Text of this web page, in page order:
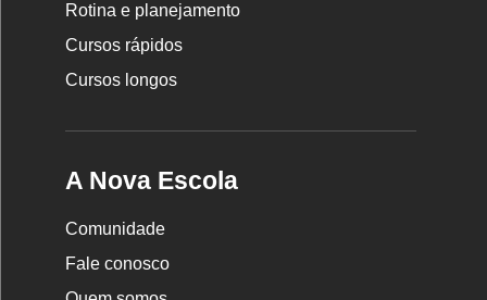
Rotina e planejamento
Cursos rápidos
Cursos longos
A Nova Escola
Comunidade
Fale conosco